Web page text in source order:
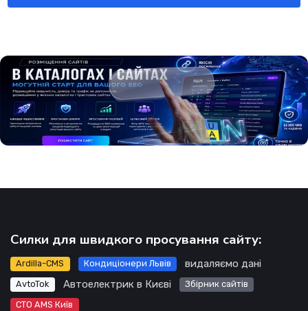
Силки для швидкого просування сайту:
Ardilla-CMS Кондиціонери Львів видаляємо дані
AvtoTok Автоелектрик в Києві
Збірник сайтів
СТО AMS Київ